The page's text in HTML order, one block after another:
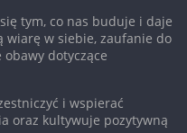
tym, co nas buduje i daje
wiarę w siebie, zaufanie do
dotyczące
i wspierać
oraz kultywuje pozytywną